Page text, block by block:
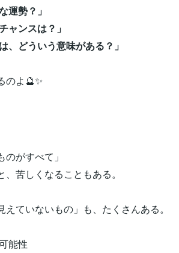
運勢？」
ャンスは？」
、どういう意味がある？」
のよ🔮✨
のがすべて」
苦しくなることもある。
ていないもの」も、たくさんある。
能性